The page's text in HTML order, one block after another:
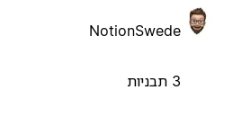
NotionSwede